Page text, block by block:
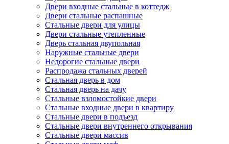
Двери входные стальные в коттедж
Двери стальные распашные
Стальные двери для улицы
Двери стальные утепленные
Дверь стальная двупольная
Наружные стальные двери
Недорогие стальные двери
Распродажа стальных дверей
Стальная дверь в дом
Стальная дверь на дачу
Стальные взломостойкие двери
Стальные входные двери в квартиру
Стальные двери в подъезд
Стальные двери внутреннего открывания
Стальные двери массив